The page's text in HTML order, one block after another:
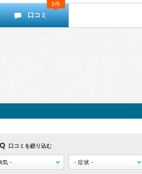
口コミ
3件
口コミを絞り込む